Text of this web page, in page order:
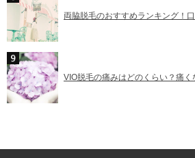
両脇脱毛のおすすめランキング！
VIO脱毛の痛みはどのくらい？痛